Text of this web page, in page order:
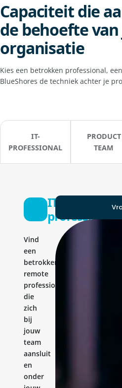
Capaciteit die
de behoefte
organisatie
Kies een betrokken professional,
BlueShores de techniek achter je
IT-
PROFESSIONAL
PRODUCT
TEAM
IT-
professional
Vind
een
betrokken
remote
professional
die
zich
bij
jouw
team
aansluit
en
onder